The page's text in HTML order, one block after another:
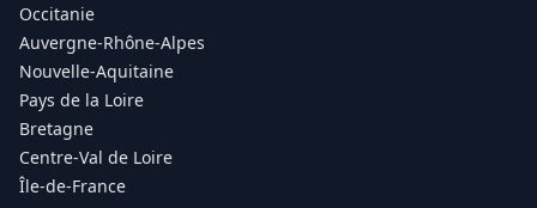
Occitanie
Auvergne-Rhône-Alpes
Nouvelle-Aquitaine
Pays de la Loire
Bretagne
Centre-Val de Loire
Île-de-France